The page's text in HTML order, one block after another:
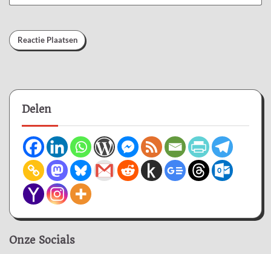
Delen
Onze Socials